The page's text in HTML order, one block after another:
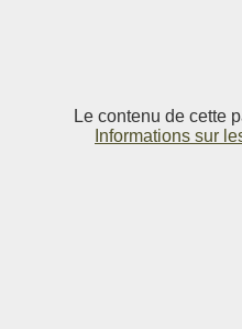
Le contenu de cette
Informations sur